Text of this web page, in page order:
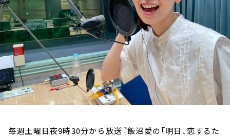
毎週土曜日夜9時30分から放送『飯沼愛の「明日、恋するた